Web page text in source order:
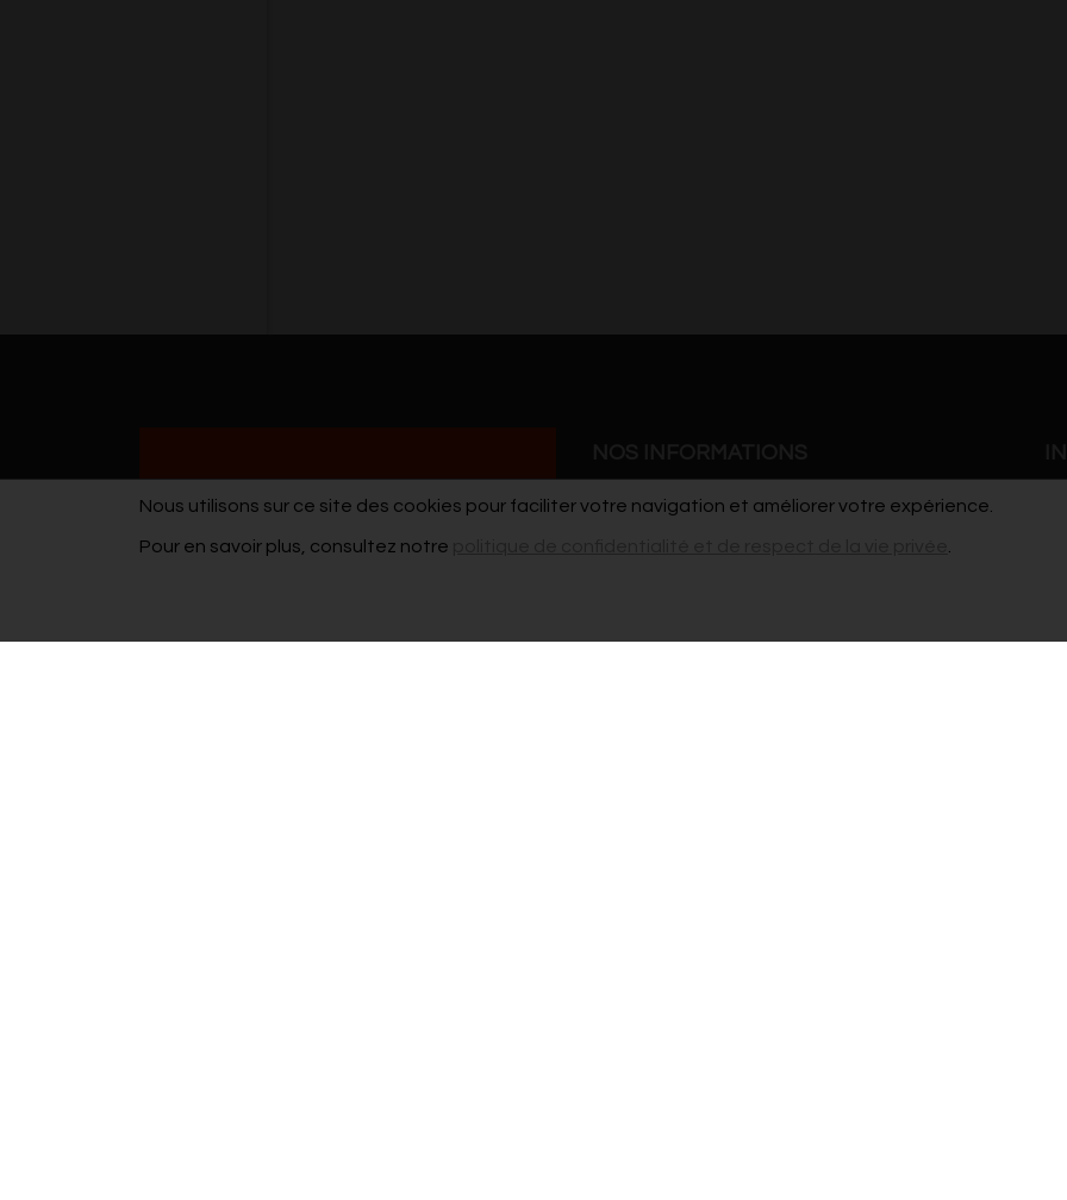
Nous utilisons sur ce site des cookies pour faciliter votre navigation et améliorer votre expérience.
Pour en savoir plus, consultez notre
Grand'Rue 41
pour les stages / ateliers et les demandes de